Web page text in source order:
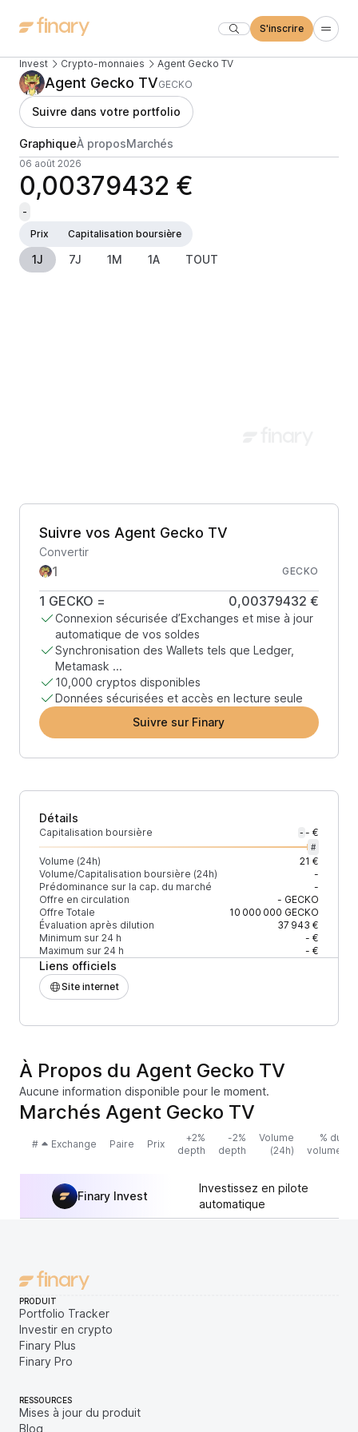
S'inscrire
Invest Crypto-monnaies Agent Gecko TV
Agent Gecko TVGECKO
Suivre dans votre portfolio
GraphiqueÀ proposMarchés
06 août 2026
0,00379432 €
-
Prix
Capitalisation boursière
1J 7J 1M 1A TOUT
Suivre vos Agent Gecko TV
Convertir
GECKO
1 GECKO = 0,00379432 €
Connexion sécurisée d’Exchanges et mise à jour
automatique de vos soldes
Synchronisation des Wallets tels que Ledger,
Metamask ...
10,000 cryptos disponibles
Données sécurisées et accès en lecture seule
Suivre sur Finary
Détails
Capitalisation boursière - - €
#
Volume (24h)
21 €
Volume/Capitalisation boursière (24h)
-
Prédominance sur la cap. du marché
-
Offre en circulation
- GECKO
Offre Totale
10 000 000 GECKO
Évaluation après dilution
37 943 €
Minimum sur 24 h
- €
Maximum sur 24 h
- €
Liens officiels
Site internet
À Propos du Agent Gecko TV
Aucune information disponible pour le moment.
Marchés Agent Gecko TV
# Exchange Paire Prix
+2%
depth
-2%
depth
Volume
(24h)
% du
volume
Finary Invest
Investissez en pilote
automatique
PRODUIT
Portfolio Tracker
Investir en crypto
Finary Plus
Finary Pro
RESSOURCES
Mises à jour du produit
Blog